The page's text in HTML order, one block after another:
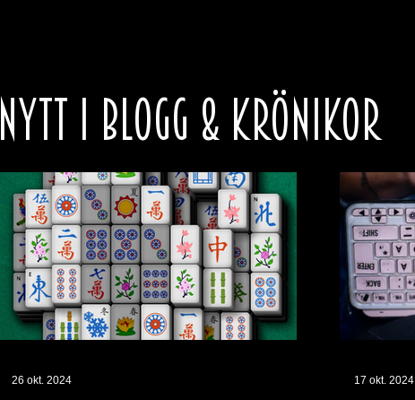
NYTT I BLOGG & KRÖNIKOR
26 okt. 2024 17 okt. 2024